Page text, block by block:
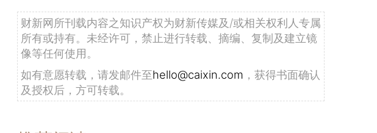
财新网所刊载内容之知识产权为财新传媒及/或相关权利人专属
所有或持有。未经许可，禁止进行转载、摘编、复制及建立镜
像等任何使用。
如有意愿转载，请发邮件至hello@caixin.com ，获得书面确认
及授权后，方可转载。